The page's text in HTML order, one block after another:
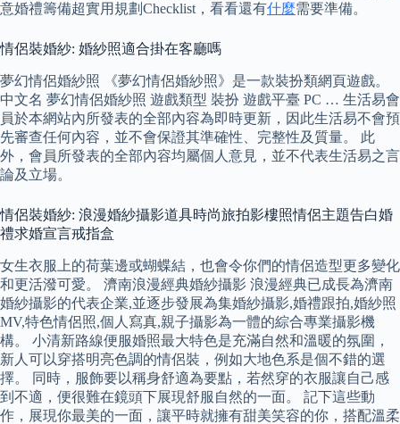
意婚禮籌備超實用規劃Checklist，看看還有什麼需要準備。
情侶裝婚紗: 婚紗照適合掛在客廳嗎
夢幻情侶婚紗照 《夢幻情侶婚紗照》是一款裝扮類網頁遊戲。
中文名 夢幻情侶婚紗照 遊戲類型 裝扮 遊戲平臺 PC … 生活易會
員於本網站內所發表的全部內容為即時更新，因此生活易不會預
先審查任何內容，並不會保證其準確性、完整性及質量。 此
外，會員所發表的全部內容均屬個人意見，並不代表生活易之言
論及立場。
情侶裝婚紗: 浪漫婚紗攝影道具時尚旅拍影樓照情侶主題告白婚
禮求婚宣言戒指盒
女生衣服上的荷葉邊或蝴蝶結，也會令你們的情侶造型更多變化
和更活潑可愛。 濟南浪漫經典婚紗攝影 浪漫經典已成長為濟南
婚紗攝影的代表企業,並逐步發展為集婚紗攝影,婚禮跟拍,婚紗照
MV,特色情侶照,個人寫真,親子攝影為一體的綜合專業攝影機
構。 小清新路線便服婚照最大特色是充滿自然和溫暖的氛圍，
新人可以穿搭明亮色調的情侶裝，例如大地色系是個不錯的選
擇。 同時，服飾要以稱身舒適為要點，若然穿的衣服讓自己感
到不適，便很難在鏡頭下展現舒服自然的一面。 記下這些動
作，展現你最美的一面，讓平時就擁有甜美笑容的你，搭配溫柔